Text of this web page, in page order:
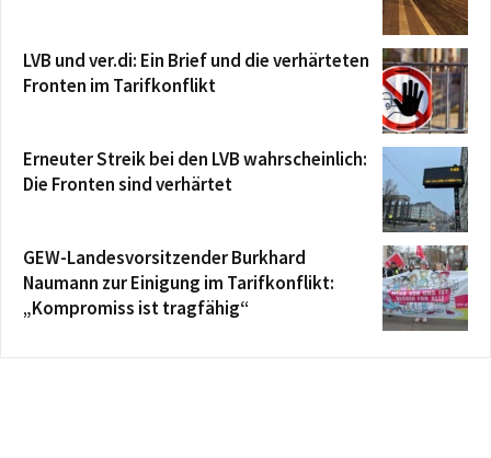
LVB und ver.di: Ein Brief und die verhärteten
Fronten im Tarifkonflikt
Erneuter Streik bei den LVB wahrscheinlich:
Die Fronten sind verhärtet
GEW-Landesvorsitzender Burkhard
Naumann zur Einigung im Tarifkonflikt:
„Kompromiss ist tragfähig“